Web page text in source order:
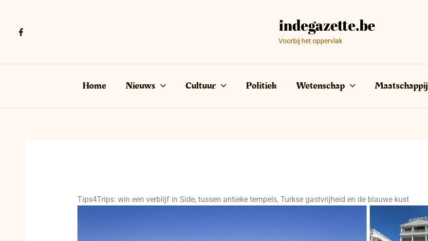
Voorbij het oppervlak
Home Nieuws Cultuur Politiek Wetenschap Maatschappij
Tips4Trips: win een verblijf in Side, tussen antieke tempels, Turkse gastvrijheid en de blauwe kust